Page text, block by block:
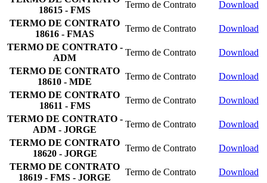
18615 - FMS
Termo de Contrato
Download
TERMO DE CONTRATO
18616 - FMAS
Termo de Contrato
Download
TERMO DE CONTRATO -
ADM
Termo de Contrato
Download
TERMO DE CONTRATO
18610 - MDE
Termo de Contrato
Download
TERMO DE CONTRATO
18611 - FMS
Termo de Contrato
Download
TERMO DE CONTRATO -
ADM - JORGE
Termo de Contrato
Download
TERMO DE CONTRATO
18620 - JORGE
Termo de Contrato
Download
TERMO DE CONTRATO
18619 - FMS - JORGE
Termo de Contrato
Download